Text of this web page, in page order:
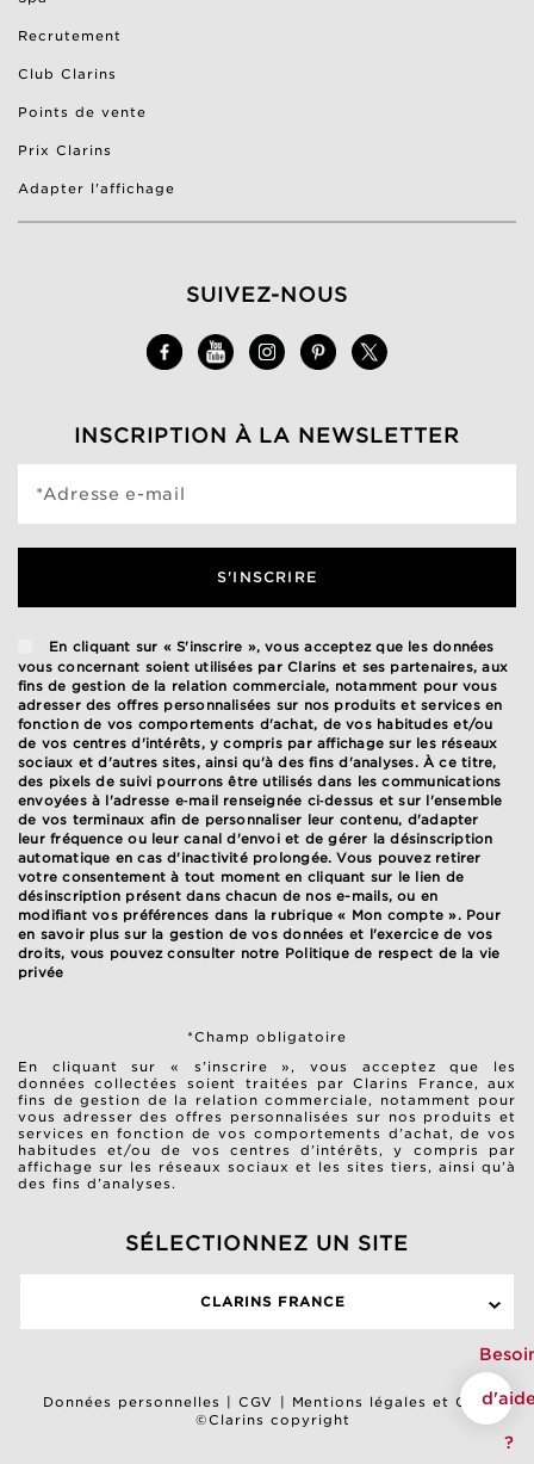
Recrutement
Club Clarins
Points de vente
Prix Clarins
Adapter l'affichage
SUIVEZ-NOUS
INSCRIPTION À LA NEWSLETTER
*Adresse e-mail
S'INSCRIRE
En cliquant sur « S'inscrire », vous acceptez que les données
vous concernant soient utilisées par Clarins et ses partenaires, aux
fins de gestion de la relation commerciale, notamment pour vous
adresser des offres personnalisées sur nos produits et services en
fonction de vos comportements d'achat, de vos habitudes et/ou
de vos centres d'intérêts, y compris par affichage sur les réseaux
sociaux et d'autres sites, ainsi qu'à des fins d'analyses. À ce titre,
des pixels de suivi pourrons être utilisés dans les communications
envoyées à l'adresse e‑mail renseignée ci‑dessus et sur l'ensemble
de vos terminaux afin de personnaliser leur contenu, d'adapter
leur fréquence ou leur canal d'envoi et de gérer la désinscription
automatique en cas d'inactivité prolongée. Vous pouvez retirer
votre consentement à tout moment en cliquant sur le lien de
désinscription présent dans chacun de nos e-mails, ou en
modifiant vos préférences dans la rubrique « Mon compte ». Pour
en savoir plus sur la gestion de vos données et l'exercice de vos
droits, vous pouvez consulter notre Politique de respect de la vie
privée
*Champ obligatoire
En cliquant sur « s’inscrire », vous acceptez que les
données collectées soient traitées par Clarins France, aux
fins de gestion de la relation commerciale, notamment pour
vous adresser des offres personnalisées sur nos produits et
services en fonction de vos comportements d’achat, de vos
habitudes et/ou de vos centres d’intérêts, y compris par
affichage sur les réseaux sociaux et les sites tiers, ainsi qu’à
des fins d’analyses.
SÉLECTIONNEZ UN SITE
CLARINS FRANCE
Données personnelles CGV
Mentions légales et CGU
©Clarins copyright
?